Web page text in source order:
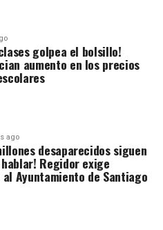
golpea el bolsillo!
aumento en los precios
ago
desaparecidos siguen
Regidor exige
Ayuntamiento de Santiago